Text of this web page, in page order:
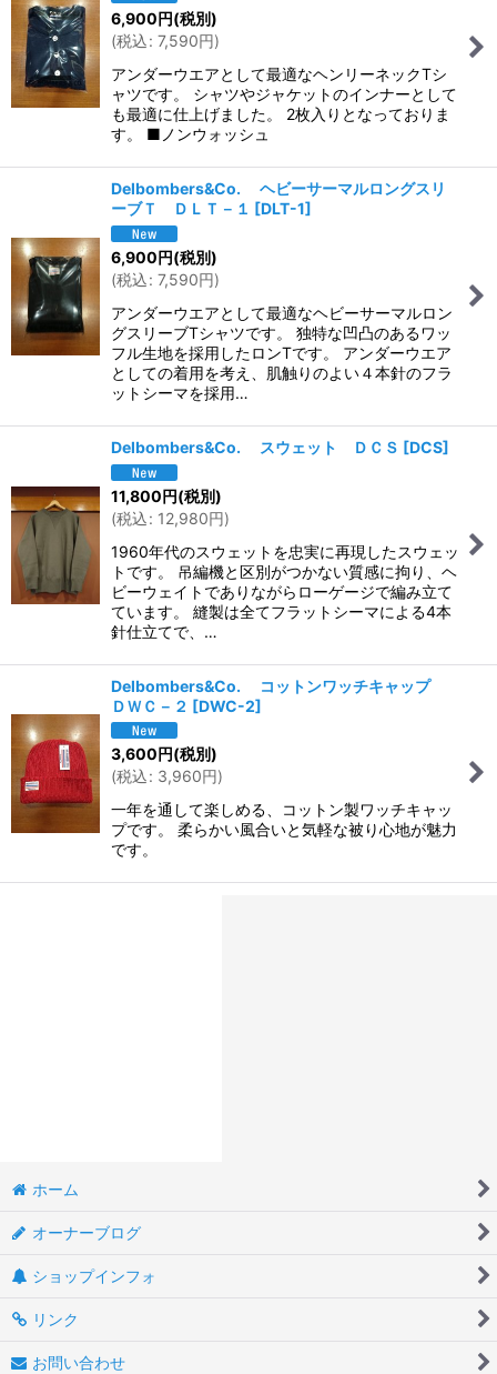
6,900円(税別)
(税込: 7,590円)
アンダーウエアとして最適なヘンリーネックTシ
ャツです。 シャツやジャケットのインナーとして
も最適に仕上げました。 2枚入りとなっておりま
す。 ■ノンウォッシュ
Delbombers&Co. ヘビーサーマルロングスリ
ーブＴ ＤＬＴ－１ [DLT-1]
6,900円(税別)
(税込: 7,590円)
アンダーウエアとして最適なヘビーサーマルロン
グスリーブTシャツです。 独特な凹凸のあるワッ
フル生地を採用したロンTです。 アンダーウエア
としての着用を考え、肌触りのよい４本針のフラ
ットシーマを採用…
Delbombers&Co. スウェット ＤＣＳ [DCS]
11,800円(税別)
(税込: 12,980円)
1960年代のスウェットを忠実に再現したスウェッ
トです。 吊編機と区別がつかない質感に拘り、ヘ
ビーウェイトでありながらローゲージで編み立て
ています。 縫製は全てフラットシーマによる4本
針仕立てで、…
Delbombers&Co. コットンワッチキャップ
ＤＷＣ－２ [DWC-2]
3,600円(税別)
(税込: 3,960円)
一年を通して楽しめる、コットン製ワッチキャッ
プです。 柔らかい風合いと気軽な被り心地が魅力
です。
ホーム
オーナーブログ
ショップインフォ
リンク
お問い合わせ